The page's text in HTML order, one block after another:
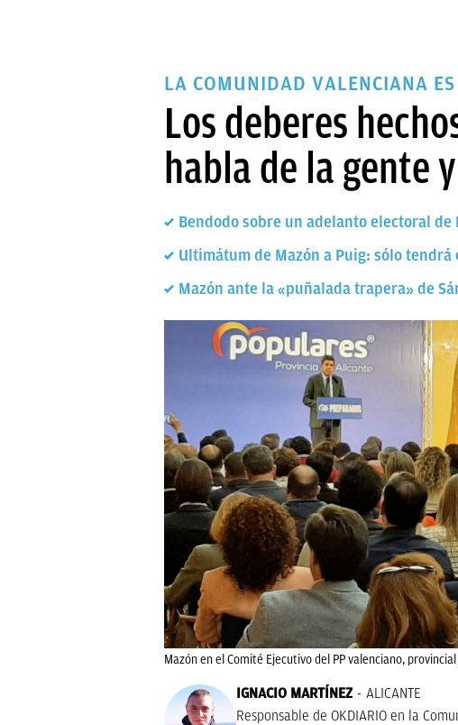
LA COMUNIDAD VALENCIANA
Los deberes
habla de la gente
Bendodo sobre un adelanto electoral de
Ultimátum de Mazón a Puig: sólo
Mazón ante la «puñalada trapera» de
Mazón en el Comité Ejecutivo del PP valenciano,
IGNACIO MARTÍNEZ
ALICANTE
Responsable de OKDIARIO en la